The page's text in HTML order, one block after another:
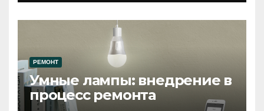
РЕМОНТ
Умные лампы: внедрение в
процесс ремонта